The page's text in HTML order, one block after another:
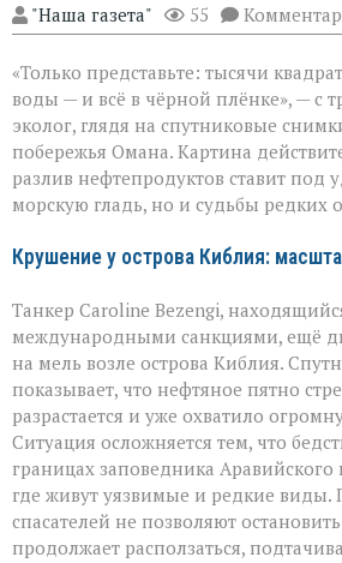
"Наша газета" 55
«Только представьте: тысячи
воды — и всё в чёрной плёнке», — с
эколог, глядя на спутниковые
побережья Омана. Картина
разлив нефтепродуктов ставит под
морскую гладь, но и судьбы редких
Крушение у острова Киблия:
Танкер Caroline Bezengi,
международными санкциями, ещё
на мель возле острова Киблия.
показывает, что нефтяное пятно
разрастается и уже охватило
Ситуация осложняется тем, что
границах заповедника
где живут уязвимые и редкие виды.
спасателей не позволяют
продолжает расползаться,